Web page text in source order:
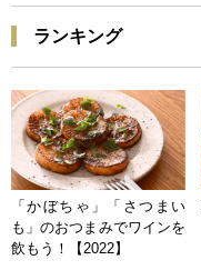
ランキング
「かぼちゃ」「さつまい
も」のおつまみでワインを
飲もう！【2022】